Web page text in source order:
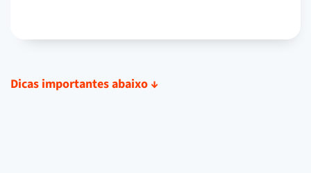
Dicas importantes abaixo ↓